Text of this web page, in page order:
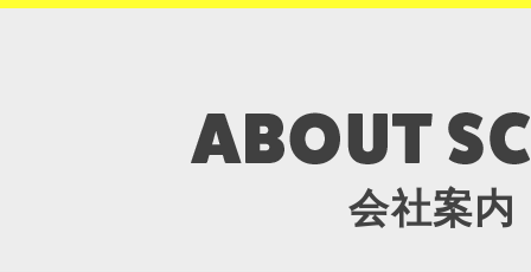
会社案内